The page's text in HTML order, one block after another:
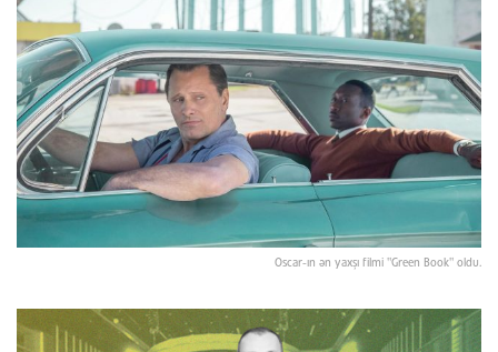
Oscar-ın ən yaxşı filmi "Green Book" oldu.